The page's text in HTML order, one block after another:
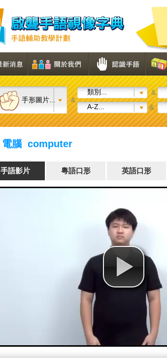
手形圖片... &
類別... &
A-Z...
&
電腦 computer
手語影片 粵語口形 英語口形